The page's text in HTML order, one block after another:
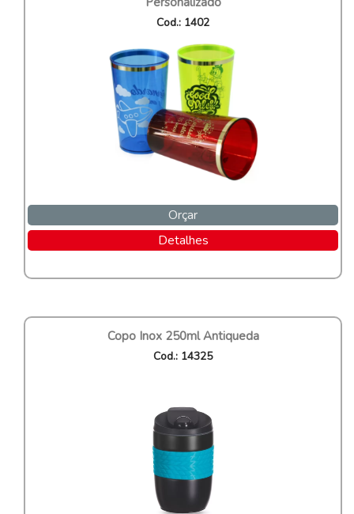
Cod.: 1402
Orçar
Detalhes
Copo Inox 250ml Antiqueda
Cod.: 14325